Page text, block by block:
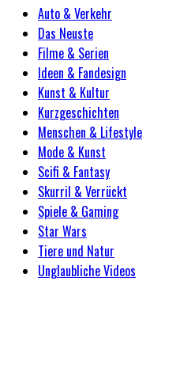
Auto & Verkehr
Das Neuste
Filme & Serien
Ideen & Fandesign
Kunst & Kultur
Kurzgeschichten
Menschen & Lifestyle
Mode & Kunst
Scifi & Fantasy
Skurril & Verrückt
Spiele & Gaming
Star Wars
Tiere und Natur
Unglaubliche Videos